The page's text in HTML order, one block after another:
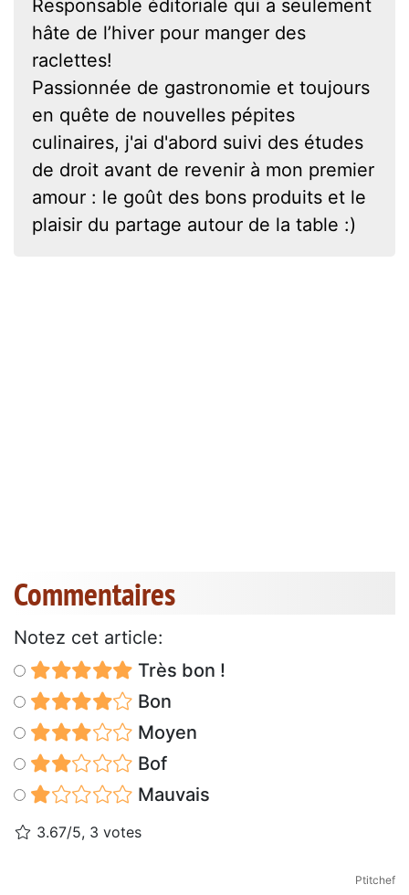
Responsable éditoriale qui a seulement
hâte de l’hiver pour manger des
raclettes!
Passionnée de gastronomie et toujours
en quête de nouvelles pépites
culinaires, j'ai d'abord suivi des études
de droit avant de revenir à mon premier
amour : le goût des bons produits et le
plaisir du partage autour de la table :)
Commentaires
Notez cet article:
Très bon !
Bon
Moyen
Bof
Mauvais
3.67/5, 3 votes
Ptitchef